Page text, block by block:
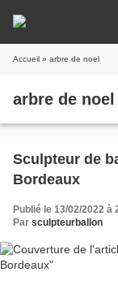
Accueil » arbre de noel
arbre de noel
Sculpteur de
Bordeaux
Publié le 13/02/2022 à
Par sculpteurballon